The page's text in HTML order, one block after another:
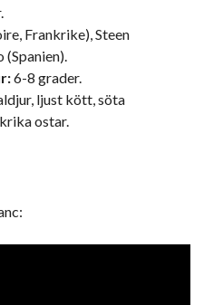
Frankrike), Steen
(Spanien).
6-8 grader.
ljust kött, söta
ostar.